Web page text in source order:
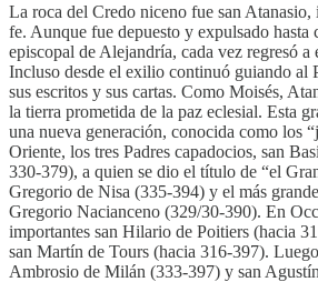
La roca del Credo niceno fue san
fe. Aunque fue depuesto y expulsado hasta
episcopal de Alejandría, cada vez regresó a
Incluso desde el exilio continuó guiando al
sus escritos y sus cartas. Como Moisés,
la tierra prometida de la paz eclesial. Esta
una nueva generación, conocida como los
Oriente, los tres Padres capadocios, san
330-379), a quien se dio el título de “el
Gregorio de Nisa (335-394) y el más
Gregorio Nacianceno (329/30-390). En
importantes san Hilario de Poitiers (hacia
san Martín de Tours (hacia 316-397).
Ambrosio de Milán (333-397) y san